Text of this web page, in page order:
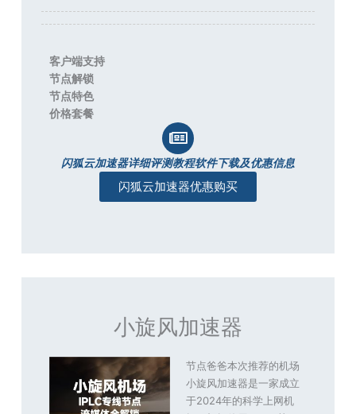
客户端支持
节点解锁
节点特色
价格套餐
闪狐云加速器详细评测教程软件下载及优惠信息
闪狐云加速器优惠购买
小旋风加速器
节点爸爸本次推荐的机场
小旋风加速器是一家成立
于2024年的科学上网机